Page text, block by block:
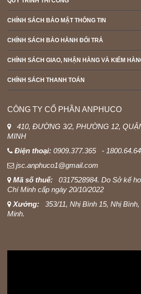
CHÍNH SÁCH BẢO MẬT THÔNG TIN
CHÍNH SÁCH BẢO HÀNH ĐỔI TRẢ
CHÍNH SÁCH GIAO, NHẬN HÀNG VÀ KIỂM
CHÍNH SÁCH THANH TOÁN
CÔNG TY CỔ PHẦN ANPHUCO
410, ĐƯỜNG 3/2, PHƯỜNG 12,
MINH
Điện thoại: 0909.377.365 -
jsc.anphuco1@gmail.com
Mã số thuế:
0317528984. Do Sở kế
Chí Minh cấp ngày 20/10/2022
Xưởng:
353/11, Nhị Bình 15, Nhị
Minh.